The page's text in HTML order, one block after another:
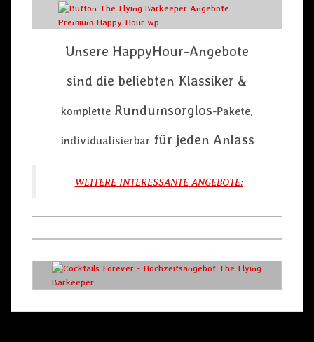
Unsere HappyHour-Angebote
sind die beliebten Klassiker &
komplette Rundumsorglos-Pakete,
individualisierbar für jeden Anlass
WEITERE INTERESSANTE ANGEBOTE: